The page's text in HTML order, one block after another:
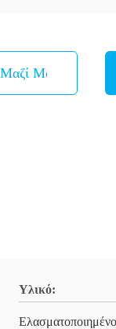
Μας
Υλικό: